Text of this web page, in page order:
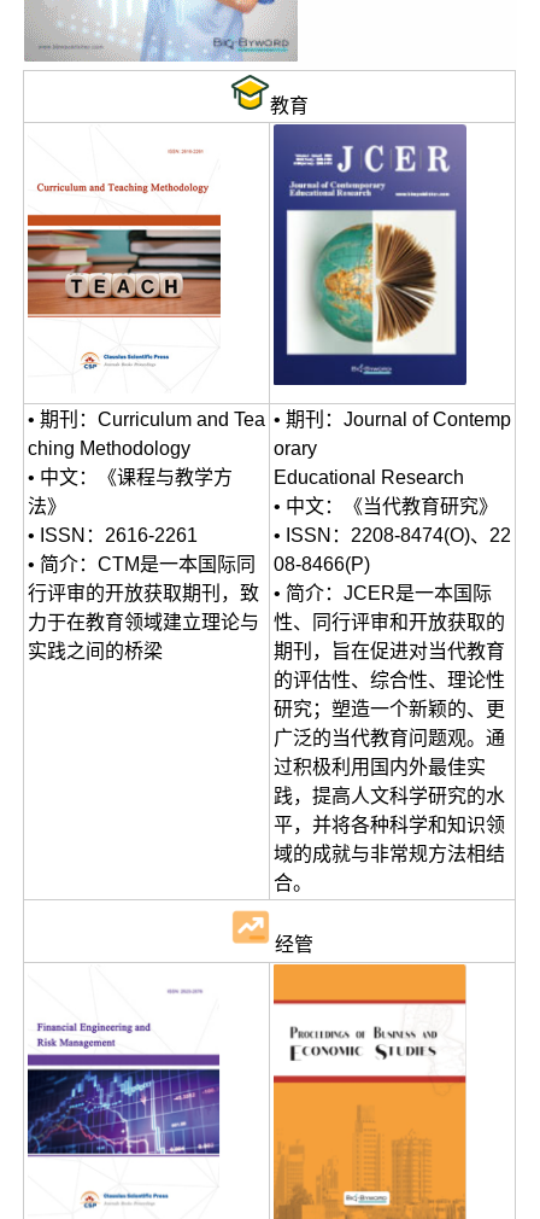
教育
• 期刊：Curriculum and Tea
ching Methodology
• 中文：《课程与教学方
法》
• ISSN：2616-2261
• 简介：CTM是一本国际同
行评审的开放获取期刊，致
力于在教育领域建立理论与
实践之间的桥梁
• 期刊：Journal of Contemp
orary
Educational Research
• 中文：《当代教育研究》
• ISSN：2208-8474(O)、22
08-8466(P)
• 简介：JCER是一本国际
性、同行评审和开放获取的
期刊，旨在促进对当代教育
的评估性、综合性、理论性
研究；塑造一个新颖的、更
广泛的当代教育问题观。通
过积极利用国内外最佳实
践，提高人文科学研究的水
平，并将各种科学和知识领
域的成就与非常规方法相结
合。
经管